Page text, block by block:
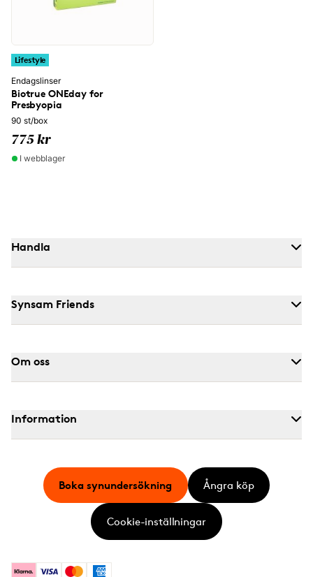
Lifestyle
Endagslinser
Biotrue ONEday for
Presbyopia
90 st/box
775 kr
I webblager
Handla
Synsam Friends
Om oss
Information
KlarnaVisa MastercardAmerican Express
Boka synundersökning Ångra köp
Cookie-inställningar